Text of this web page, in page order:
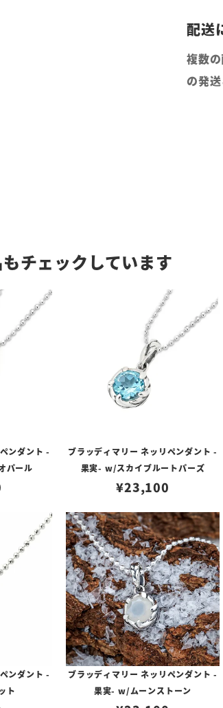
複数
の発
チェックしています
ンダント -
パール
ブラッディマリー ネッリペンダント -
果実- w/スカイブルートパーズ
¥23,100
ンダント -
ト
ブラッディマリー ネッリペンダント -
果実- w/ムーンストーン